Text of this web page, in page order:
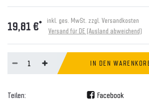
19,81 €* inkl. ges. MwSt. zzgl. Versandkosten
Versand für DE (Ausland abweichend)
IN DEN
Teilen: Facebook